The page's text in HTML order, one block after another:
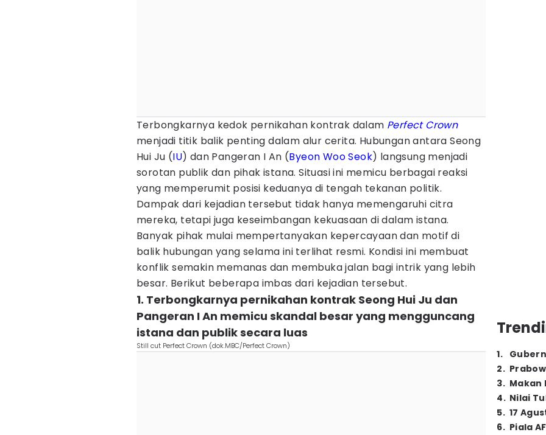
Terbongkarnya kedok pernikahan kontrak dalam Perfect Crown
menjadi titik balik penting dalam alur cerita. Hubungan antara Seong
Hui Ju (IU) dan Pangeran I An (Byeon Woo Seok) langsung menjadi
sorotan publik dan pihak istana. Situasi ini memicu berbagai reaksi
yang memperumit posisi keduanya di tengah tekanan politik.
Dampak dari kejadian tersebut tidak hanya memengaruhi citra
mereka, tetapi juga keseimbangan kekuasaan di dalam istana.
Banyak pihak mulai mempertanyakan kepercayaan dan motif di
balik hubungan yang selama ini terlihat resmi. Kondisi ini membuat
konflik semakin memanas dan membuka jalan bagi intrik yang lebih
besar. Berikut beberapa imbas dari kejadian tersebut.
1. Terbongkarnya pernikahan kontrak Seong Hui Ju dan
Pangeran I An memicu skandal besar yang mengguncang
istana dan publik secara luas
Still cut Perfect Crown (dok.MBC/Perfect Crown)
1.
2.
3. Makan
4. Nilai
5. 17
6. Piala